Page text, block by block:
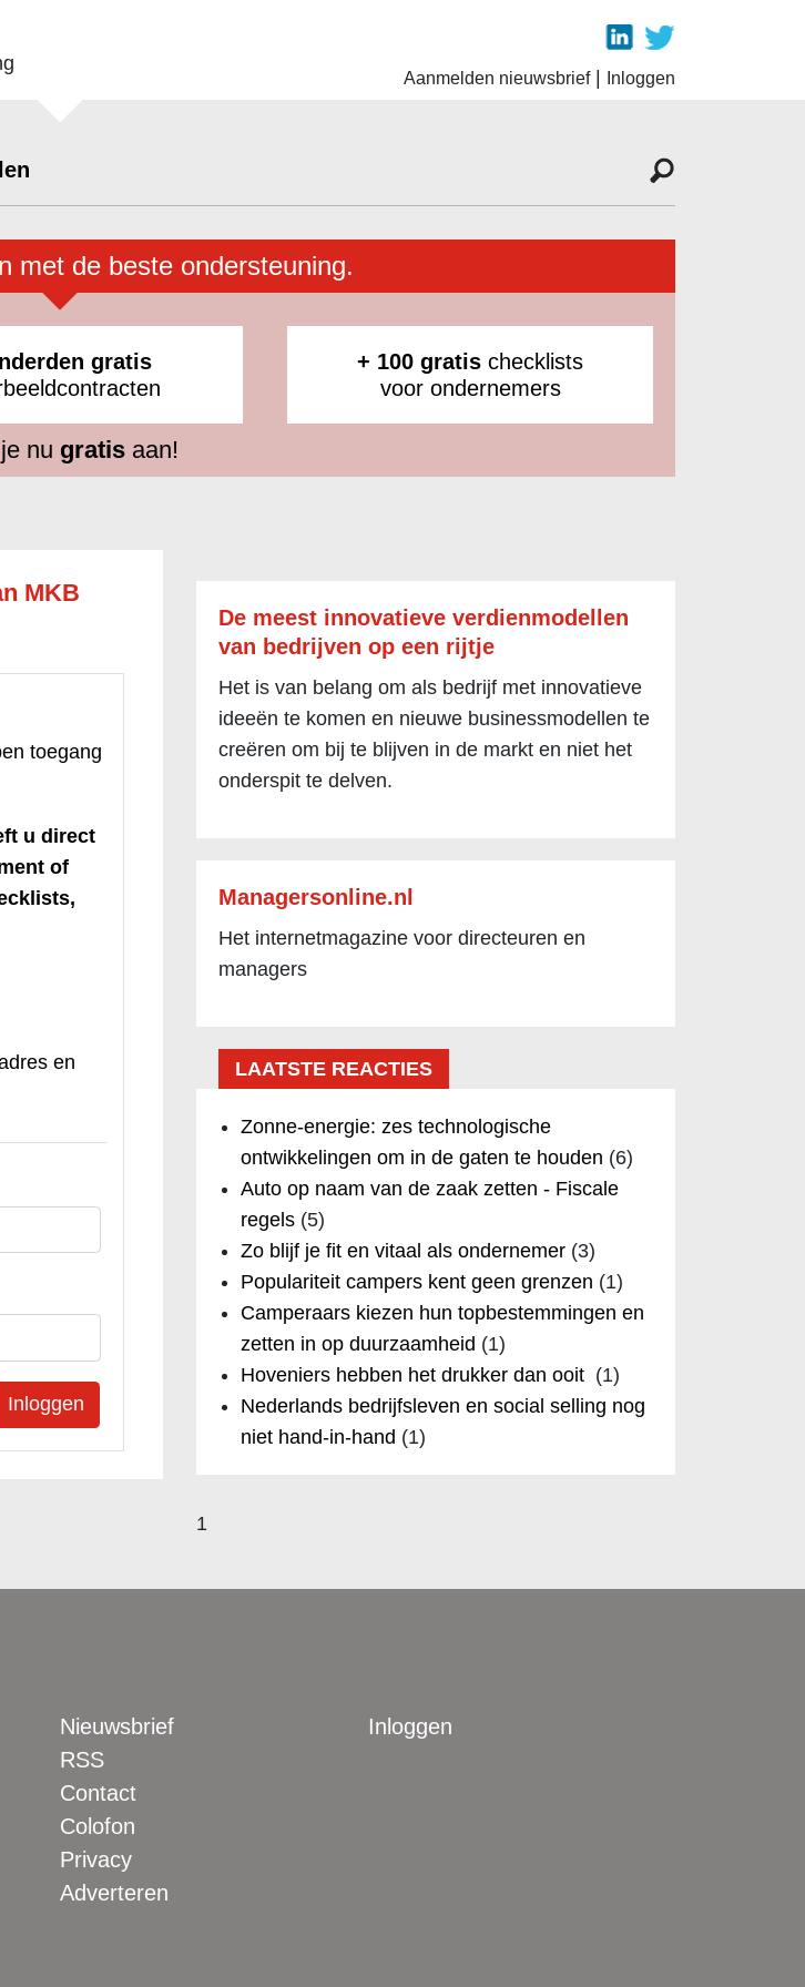
Aanmelden nieuwsbrief| Inloggen
met de beste ondersteuning.
gratis
+ 100 gratis checklists
voor ondernemers
nu gratisaan!
MKB
toegang
u direct
of
en
De meest innovatieve verdienmodellen
van bedrijven op een rijtje
Het is van belang om als bedrijf met innovatieve
ideeën te komen en nieuwe businessmodellen te
creëren om bij te blijven in de markt en niet het
onderspit te delven.
Managersonline.nl
Het internetmagazine voor directeuren en
managers
LAATSTE REACTIES
Zonne-energie: zes technologische
ontwikkelingen om in de gaten te houden (6)
Auto op naam van de zaak zetten - Fiscale
regels(5)
Zo blijf je fit en vitaal als ondernemer(3)
Populariteit campers kent geen grenzen (1)
Camperaars kiezen hun topbestemmingen en
zetten in op duurzaamheid (1)
Hoveniers hebben het drukker dan ooit (1)
Nederlands bedrijfsleven en social selling nog
niet hand-in-hand (1)
1
Nieuwsbrief
RSS
Contact
Colofon
Privacy
Adverteren
Inloggen